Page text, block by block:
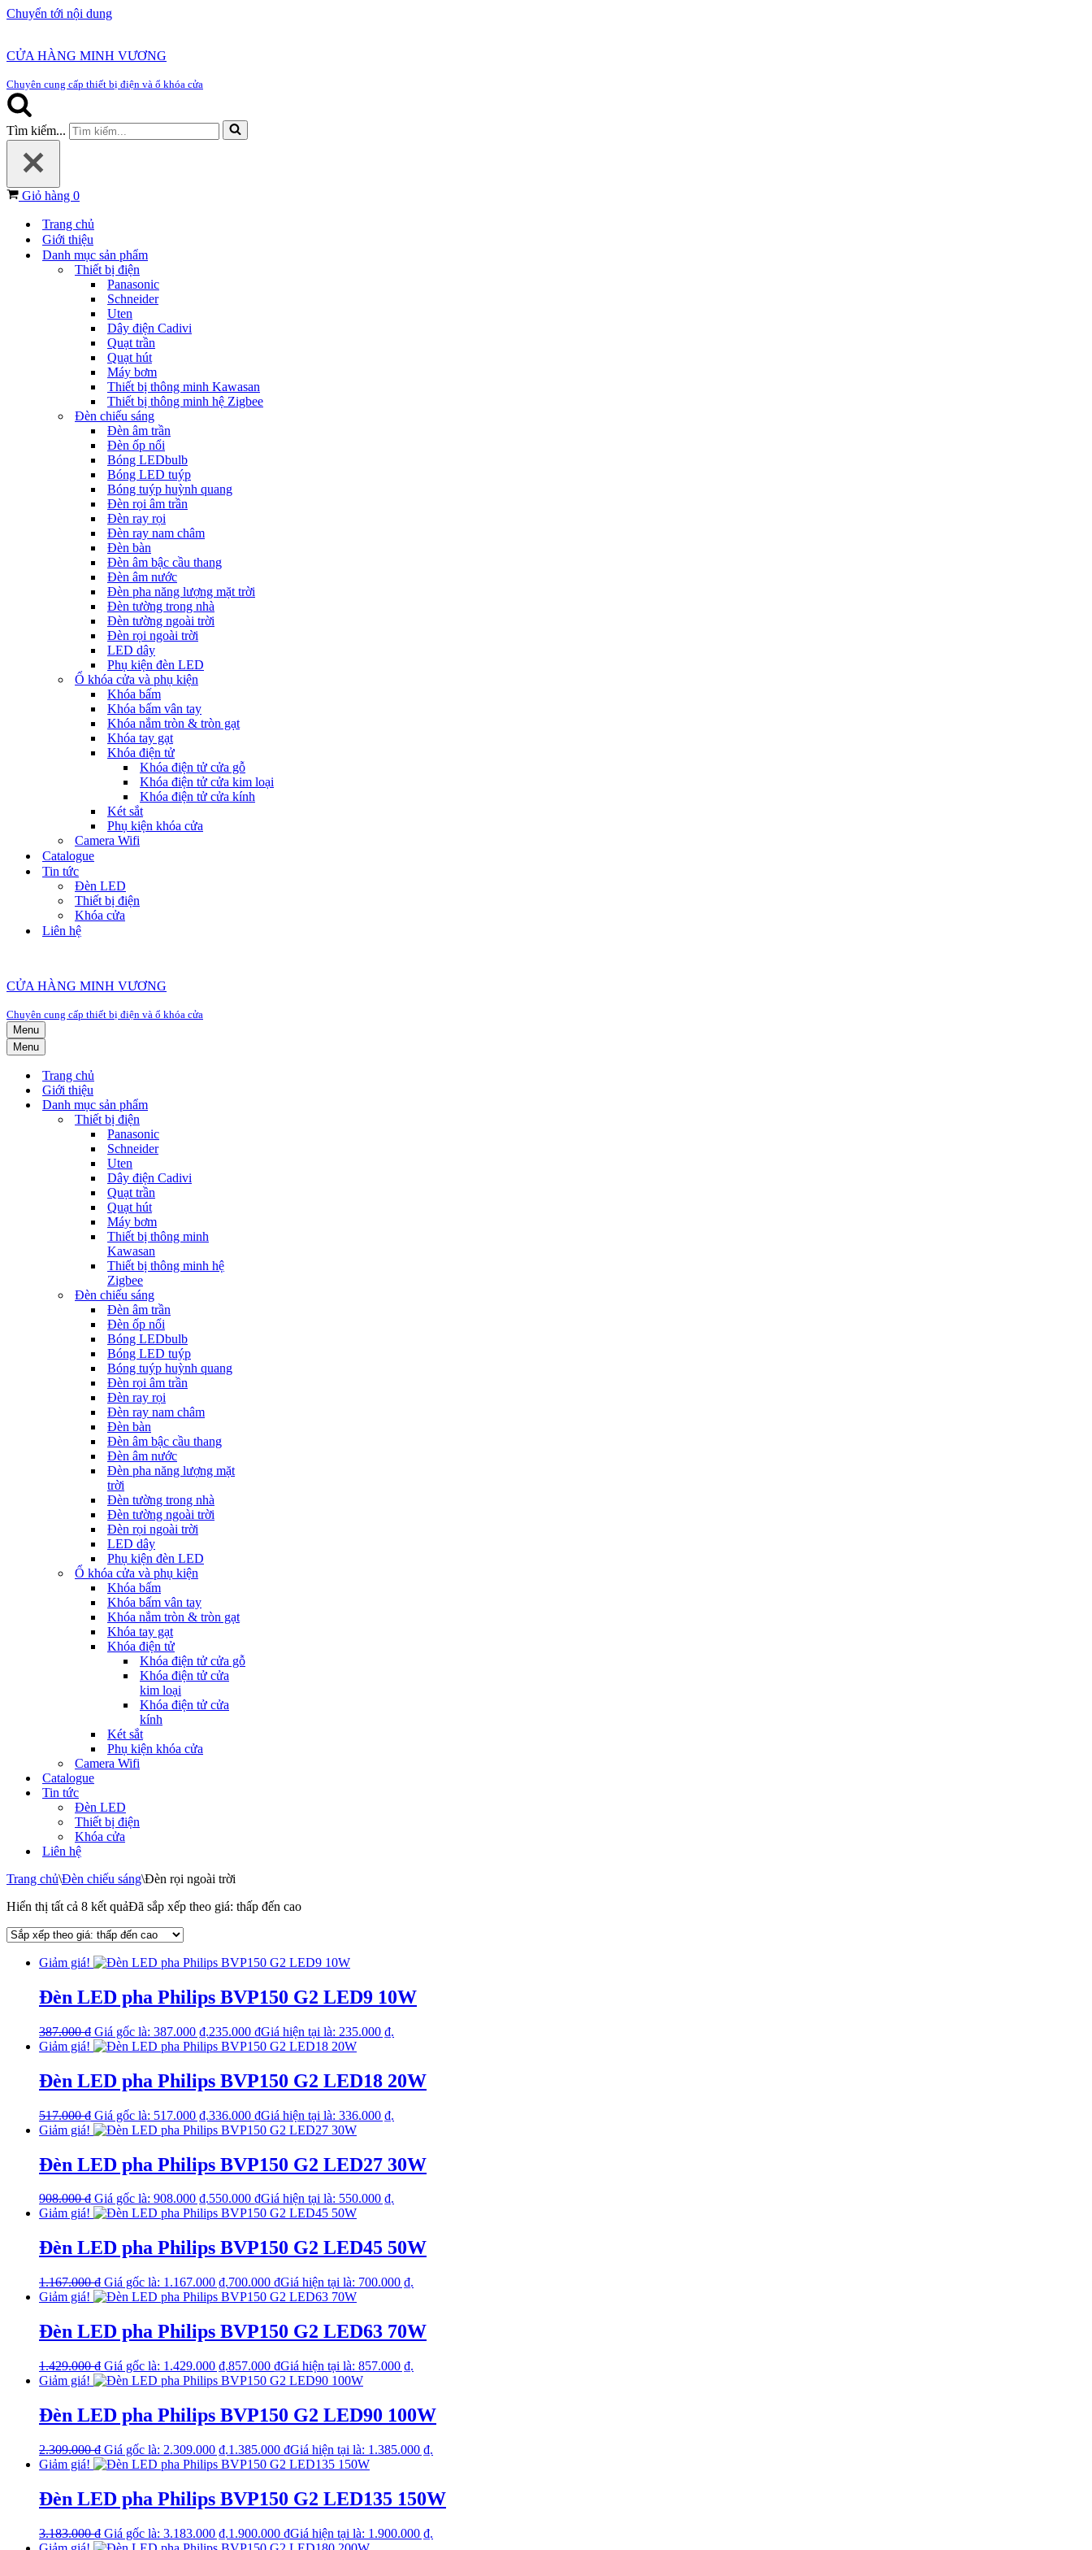
Chuyển tới nội dung
CỬA HÀNG MINH VƯƠNG
Chuyên cung cấp thiết bị điện và ổ khóa cửa
Tìm kiếm...
Giỏ hàng 0
Trang chủ
Giới thiệu
Danh mục sản phẩm
Thiết bị điện
Panasonic
Schneider
Uten
Dây điện Cadivi
Quạt trần
Quạt hút
Máy bơm
Thiết bị thông minh Kawasan
Thiết bị thông minh hệ Zigbee
Đèn chiếu sáng
Đèn âm trần
Đèn ốp nổi
Bóng LEDbulb
Bóng LED tuýp
Bóng tuýp huỳnh quang
Đèn rọi âm trần
Đèn ray rọi
Đèn ray nam châm
Đèn bàn
Đèn âm bậc cầu thang
Đèn âm nước
Đèn pha năng lượng mặt trời
Đèn tường trong nhà
Đèn tường ngoài trời
Đèn rọi ngoài trời
LED dây
Phụ kiện đèn LED
Ổ khóa cửa và phụ kiện
Khóa bấm
Khóa bấm vân tay
Khóa nắm tròn & tròn gạt
Khóa tay gạt
Khóa điện tử
Khóa điện tử cửa gỗ
Khóa điện tử cửa kim loại
Khóa điện tử cửa kính
Két sắt
Phụ kiện khóa cửa
Camera Wifi
Catalogue
Tin tức
Đèn LED
Thiết bị điện
Khóa cửa
Liên hệ
CỬA HÀNG MINH VƯƠNG
Chuyên cung cấp thiết bị điện và ổ khóa cửa
Menu
Menu
Trang chủ
Giới thiệu
Danh mục sản phẩm
Thiết bị điện
Panasonic
Schneider
Uten
Dây điện Cadivi
Quạt trần
Quạt hút
Máy bơm
Thiết bị thông minh
Kawasan
Thiết bị thông minh hệ
Zigbee
Đèn chiếu sáng
Đèn âm trần
Đèn ốp nổi
Bóng LEDbulb
Bóng LED tuýp
Bóng tuýp huỳnh quang
Đèn rọi âm trần
Đèn ray rọi
Đèn ray nam châm
Đèn bàn
Đèn âm bậc cầu thang
Đèn âm nước
Đèn pha năng lượng mặt
trời
Đèn tường trong nhà
Đèn tường ngoài trời
Đèn rọi ngoài trời
LED dây
Phụ kiện đèn LED
Ổ khóa cửa và phụ kiện
Khóa bấm
Khóa bấm vân tay
Khóa nắm tròn & tròn gạt
Khóa tay gạt
Khóa điện tử
Khóa điện tử cửa gỗ
Khóa điện tử cửa
kim loại
Khóa điện tử cửa
kính
Két sắt
Phụ kiện khóa cửa
Camera Wifi
Catalogue
Tin tức
Đèn LED
Thiết bị điện
Khóa cửa
Liên hệ
Trang chủ\Đèn chiếu sáng\Đèn rọi ngoài trời
Hiển thị tất cả 8 kết quảĐã sắp xếp theo giá: thấp đến cao
Giảm giá!
Đèn LED pha Philips BVP150 G2 LED9 10W
387.000₫ Giá gốc là: 387.000 ₫.235.000 ₫Giá hiện tại là: 235.000 ₫.
Giảm giá!
Đèn LED pha Philips BVP150 G2 LED18 20W
517.000₫ Giá gốc là: 517.000 ₫.336.000 ₫Giá hiện tại là: 336.000 ₫.
Giảm giá!
Đèn LED pha Philips BVP150 G2 LED27 30W
908.000₫ Giá gốc là: 908.000 ₫.550.000 ₫Giá hiện tại là: 550.000 ₫.
Giảm giá!
Đèn LED pha Philips BVP150 G2 LED45 50W
1.167.000₫ Giá gốc là: 1.167.000 ₫.700.000 ₫Giá hiện tại là: 700.000 ₫.
Giảm giá!
Đèn LED pha Philips BVP150 G2 LED63 70W
1.429.000₫ Giá gốc là: 1.429.000 ₫.857.000 ₫Giá hiện tại là: 857.000 ₫.
Giảm giá!
Đèn LED pha Philips BVP150 G2 LED90 100W
2.309.000₫ Giá gốc là: 2.309.000 ₫.1.385.000 ₫Giá hiện tại là: 1.385.000 ₫.
Giảm giá!
Đèn LED pha Philips BVP150 G2 LED135 150W
3.183.000₫ Giá gốc là: 3.183.000 ₫.1.900.000 ₫Giá hiện tại là: 1.900.000 ₫.